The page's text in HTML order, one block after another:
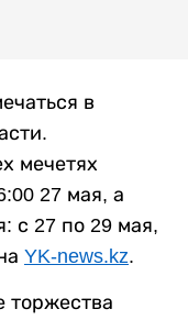
в
мечетях
27 мая, а
с 27 по 29 мая,
YK-news.kz.
торжества